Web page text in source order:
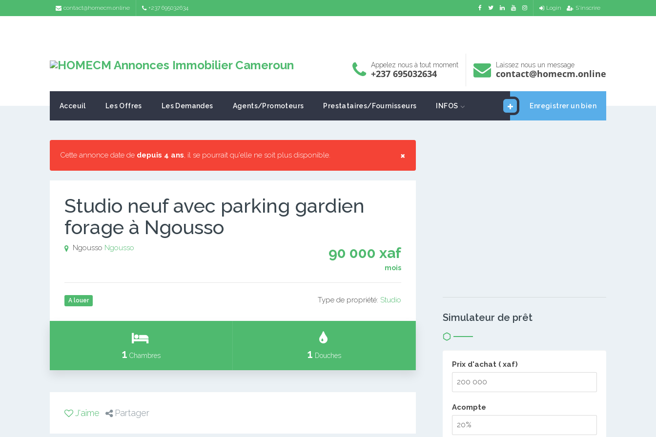
contact@homecm.online +237 695032634 Login S'inscrire
Appelez nous à tout moment
+237 695032634
Laissez nous un message
contact@homecm.online
Enregistrer un bien
Acceuil Les Offres Les Demandes Agents/Promoteurs Prestataires/Fournisseurs INFOS
×
Cette annonce date de depuis 4 ans, il se pourrait qu'elle ne soit plus disponible.
Studio neuf avec parking gardien
forage à Ngousso
90 000 xaf
mois
Ngousso Ngousso
A louer Type de propriété: Studio
1 Chambres 1 Douches
J'aime Partager
Simulateur de prêt
Prix d'achat ( xaf)
Acompte